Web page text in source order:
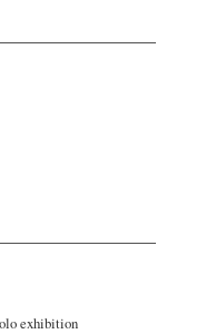
exhibition